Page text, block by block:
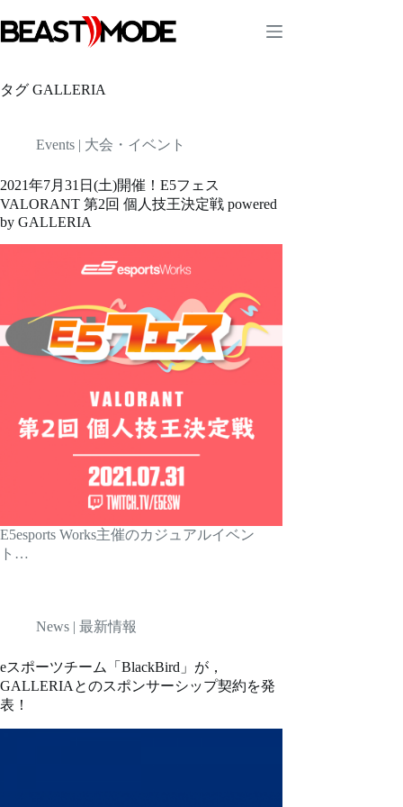
ン
テ
ツ
へ
プ
タグ GALLERIA
Events | 大会・イベント
2021年7月31日(土)開催！E5フェス
VALORANT 第2回 個人技王決定戦 powered
by GALLERIA
E5esports Works主催のカジュアルイベン
ト…
News | 最新情報
eスポーツチーム「BlackBird」が，
GALLERIAとのスポンサーシップ契約を発
表！